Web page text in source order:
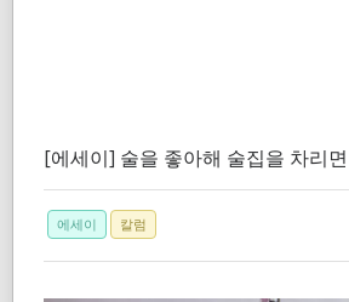
[에세이] 술을 좋아해 술집을 차리
에세이 칼럼